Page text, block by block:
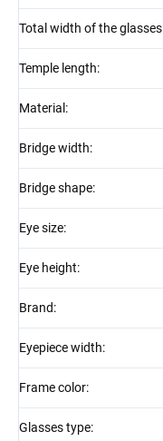
Total width of the glasses
Temple length:
Material :
Bridge width:
Bridge shape:
Eye size:
Eye height:
Brand:
Eyepiece width:
Frame color:
Glasses type: